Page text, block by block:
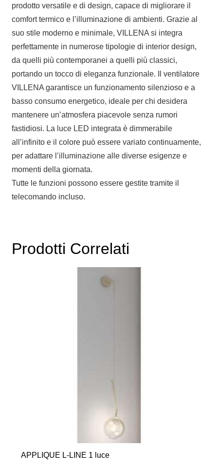
prodotto versatile e di design, capace di migliorare il
comfort termico e l’illuminazione di ambienti. Grazie al
suo stile moderno e minimale, VILLENA si integra
perfettamente in numerose tipologie di interior design,
da quelli più contemporanei a quelli più classici,
portando un tocco di eleganza funzionale. Il ventilatore
VILLENA garantisce un funzionamento silenzioso e a
basso consumo energetico, ideale per chi desidera
mantenere un’atmosfera piacevole senza rumori
fastidiosi. La luce LED integrata è dimmerabile
all’infinito e il colore può essere variato continuamente,
per adattare l’illuminazione alle diverse esigenze e
momenti della giornata.
Tutte le funzioni possono essere gestite tramite il
telecomando incluso.
Prodotti Correlati
APPLIQUE L-LINE 1 luce